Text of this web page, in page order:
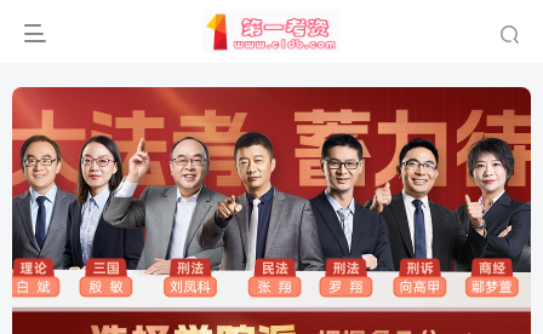
重要通知：因网站调整，现已经关闭手机号登录，请手机注册用户及时添加客服微信（微信号：dykz180），客服会协助将登陆方式更改为邮箱登录！